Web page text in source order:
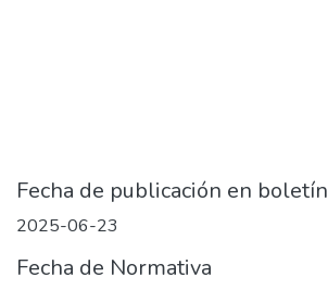
Fecha de publicación en boletín
2025-06-23
Fecha de Normativa